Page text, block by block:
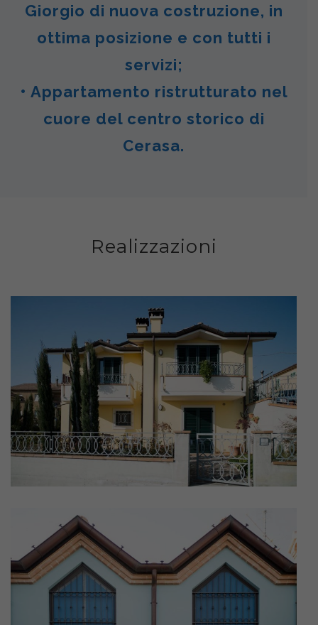
Giorgio di nuova costruzione, in
ottima posizione e con tutti i
servizi;
• Appartamento ristrutturato nel
cuore del centro storico di
Cerasa.
Realizzazioni